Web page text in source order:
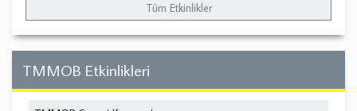
Tüm Etkinlikler
TMMOB Etkinlikleri